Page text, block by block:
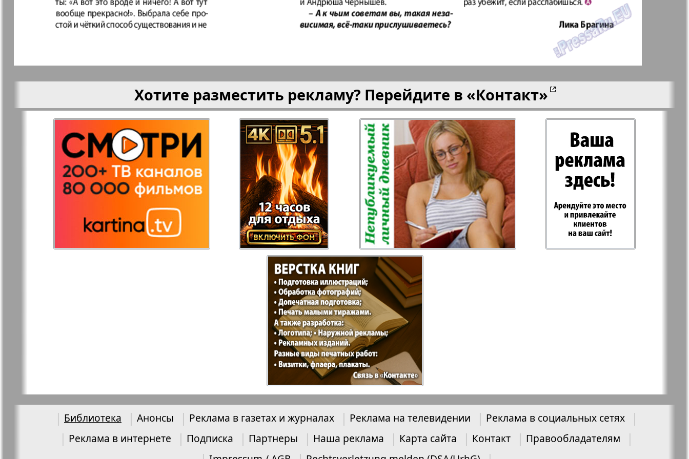
Кругозор Кругозор плюс! Kulinar TV Kurorte aktuell LDK по-русски
Le Voyageur Life in Франкфурт М-City Маяк Португалии Мила
Мир отдыха и
здоровья
МК Испания Мост-Израиль Мюнхен-сити
My City Frankfurt
am Main
Наш Иерусалим Наш мир
Наша Газета
Италия
Наша Газета
Ирландия
Наша марка
Наше Турбюро Нескучная газета Новая Wолна Норд Объектив EU
Ost-West
Panorama
Отдыхай-Купи-
продай
Партнер-север Парус
Пражский
телеграф
Пражский
экспресс
Районка-Nord-Ost-
Bremen
Германия
Рейнская газета Рецепты здоровья
Рубеж Русская Газета Русская Мысль
Русская
Швейцария
Русское слово
Хотите разместить рекламу? Перейдите в «Контакт»
Библиотека Анонсы Реклама в газетах и журналах Реклама на телевидении
Реклама в социальных сетях
Реклама в интернете
Подписка Партнеры Наша реклама Карта сайта Контакт
Правообладателям